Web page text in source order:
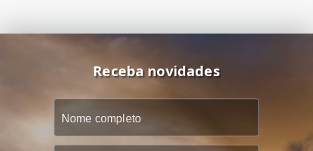
Receba novidades